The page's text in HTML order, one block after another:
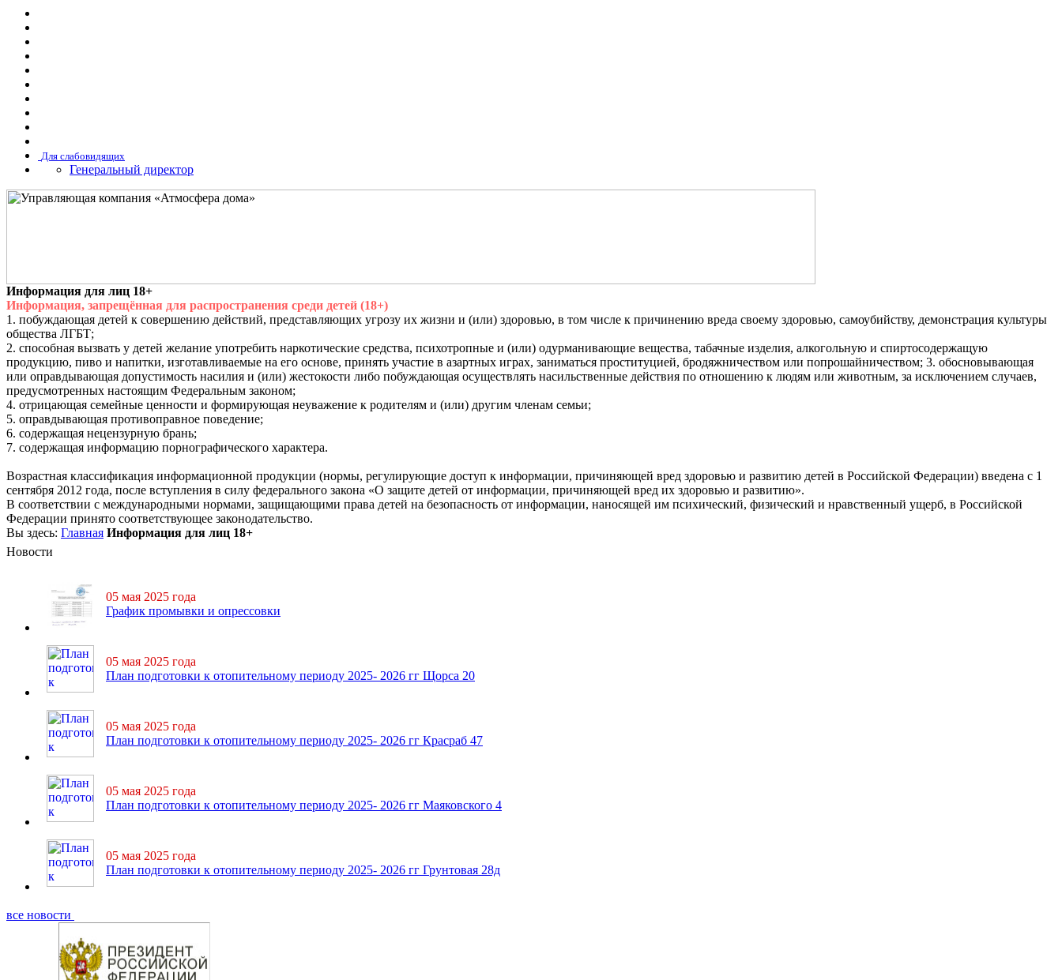
Для слабовидящих
Генеральный директор
Информация для лиц 18+
Информация, запрещённая для распространения среди детей (18+)
1. побуждающая детей к совершению действий, представляющих угрозу их жизни и (или) здоровью, в том числе к причинению вреда своему здоровью, самоубийству, демонстрация культуры
общества ЛГБТ;
2. способная вызвать у детей желание употребить наркотические средства, психотропные и (или) одурманивающие вещества, табачные изделия, алкогольную и спиртосодержащую
продукцию, пиво и напитки, изготавливаемые на его основе, принять участие в азартных играх, заниматься проституцией, бродяжничеством или попрошайничеством; 3. обосновывающая
или оправдывающая допустимость насилия и (или) жестокости либо побуждающая осуществлять насильственные действия по отношению к людям или животным, за исключением случаев,
предусмотренных настоящим Федеральным законом;
4. отрицающая семейные ценности и формирующая неуважение к родителям и (или) другим членам семьи;
5. оправдывающая противоправное поведение;
6. содержащая нецензурную брань;
7. содержащая информацию порнографического характера.
Возрастная классификация информационной продукции (нормы, регулирующие доступ к информации, причиняющей вред здоровью и развитию детей в Российской Федерации) введена с 1
сентября 2012 года, после вступления в силу федерального закона «О защите детей от информации, причиняющей вред их здоровью и развитию».
В соответствии с международными нормами, защищающими права детей на безопасность от информации, наносящей им психический, физический и нравственный ущерб, в Российской
Федерации принято соответствующее законодательство.
Вы здесь: Главная Информация для лиц 18+
Новости
05 мая 2025 года
График промывки и опрессовки
05 мая 2025 года
План подготовки к отопительному периоду 2025- 2026 гг Щорса 20
05 мая 2025 года
План подготовки к отопительному периоду 2025- 2026 гг Красраб 47
05 мая 2025 года
План подготовки к отопительному периоду 2025- 2026 гг Маяковского 4
05 мая 2025 года
План подготовки к отопительному периоду 2025- 2026 гг Грунтовая 28д
все новости